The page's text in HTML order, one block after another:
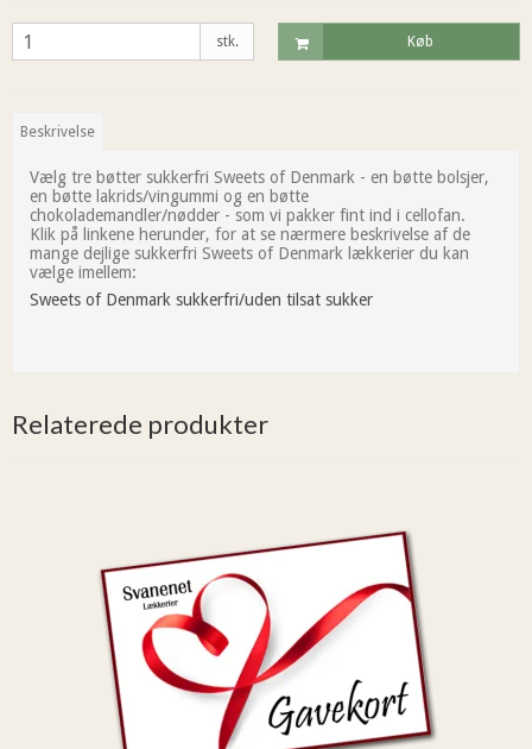
stk. Køb
Beskrivelse
Vælg tre bøtter sukkerfri Sweets of Denmark - en bøtte bolsjer,
en bøtte lakrids/vingummi og en bøtte
chokolademandler/nødder - som vi pakker fint ind i cellofan.
Klik på linkene herunder, for at se nærmere beskrivelse af de
mange dejlige sukkerfri Sweets of Denmark lækkerier du kan
vælge imellem:
Sweets of Denmark sukkerfri/uden tilsat sukker
Relaterede produkter